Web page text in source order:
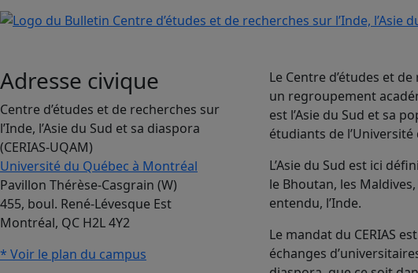
Adresse civique
Centre d’études et de recherches sur
l’Inde, l’Asie du Sud et sa diaspora
(CERIAS-UQAM)
Université du Québec à Montréal
Pavillon Thérèse-Casgrain (W)
455, boul. René-Lévesque Est
Montréal, QC H2L 4Y2
* Voir le plan du campus
Le Centre d’études et
un regroupement
est l’Asie du Sud et sa
étudiants de
L’Asie du Sud est ici
le Bhoutan, les
entendu, l’Inde.
Le mandat du CERIAS
échanges